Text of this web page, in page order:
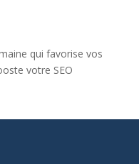
qui favorise vos
votre SEO